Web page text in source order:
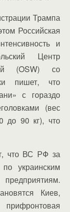
Трампа
Российская
и
Центр
(OSW) со
пишет, что
с гораздо
(вес
до 90 кг), что
что ВС РФ за
украинским
Киев,